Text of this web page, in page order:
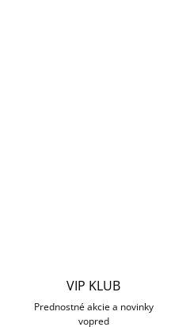
VIP KLUB
Prednostné akcie a novinky
vopred